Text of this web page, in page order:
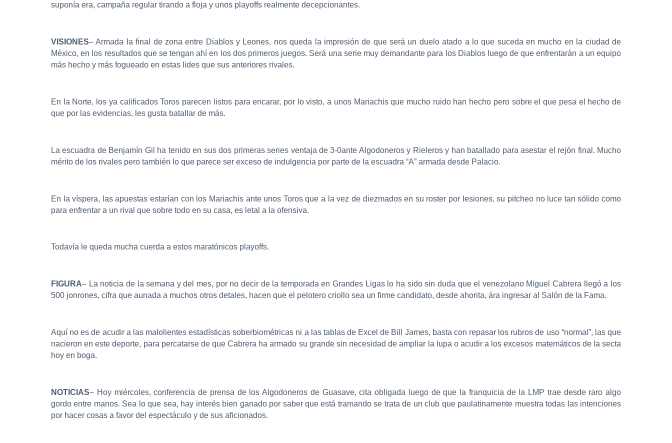
suponía era, campaña regular tirando a floja y unos playoffs realmente decepcionantes.
VISIONES– Armada la final de zona entre Diablos y Leones, nos queda la impresión de que será un duelo atado a lo que suceda en mucho en la ciudad de
México, en los resultados que se tengan ahí en los dos primeros juegos. Será una serie muy demandante para los Diablos luego de que enfrentarán a un equipo
más hecho y más fogueado en estas lides que sus anteriores rivales.
En la Norte, los ya calificados Toros parecen listos para encarar, por lo visto, a unos Mariachis que mucho ruido han hecho pero sobre el que pesa el hecho de
que por las evidencias, les gusta batallar de más.
La escuadra de Benjamín Gil ha tenido en sus dos primeras series ventaja de 3-0ante Algodoneros y Rieleros y han batallado para asestar el rejón final. Mucho
mérito de los rivales pero también lo que parece ser exceso de indulgencia por parte de la escuadra “A” armada desde Palacio.
En la víspera, las apuestas estarían con los Mariachis ante unos Toros que a la vez de diezmados en su roster por lesiones, su pitcheo no luce tan sólido como
para enfrentar a un rival que sobre todo en su casa, es letal a la ofensiva.
Todavía le queda mucha cuerda a estos maratónicos playoffs.
FIGURA– La noticia de la semana y del mes, por no decir de la temporada en Grandes Ligas lo ha sido sin duda que el venezolano Miguel Cabrera llegó a los
500 jonrones, cifra que aunada a muchos otros detales, hacen que el pelotero criollo sea un firme candidato, desde ahorita, ára ingresar al Salón de la Fama.
Aquí no es de acudir a las malolientes estadísticas soberbiométricas ni a las tablas de Excel de Bill James, basta con repasar los rubros de uso “normal”, las que
nacieron en este deporte, para percatarse de que Cabrera ha armado su grande sin necesidad de ampliar la lupa o acudir a los excesos matemáticos de la secta
hoy en boga.
NOTICIAS– Hoy miércoles, conferencia de prensa de los Algodoneros de Guasave, cita obligada luego de que la franquicia de la LMP trae desde raro algo
gordo entre manos. Sea lo que sea, hay interés bien ganado por saber que está tramando se trata de un club que paulatinamente muestra todas las intenciones
por hacer cosas a favor del espectáculo y de sus aficionados.